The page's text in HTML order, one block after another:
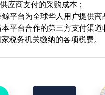
应商支付的采购成本；
平台为全球华人用户提供商
平台合作的第三方支付渠道
税务机关缴纳的各项税费。